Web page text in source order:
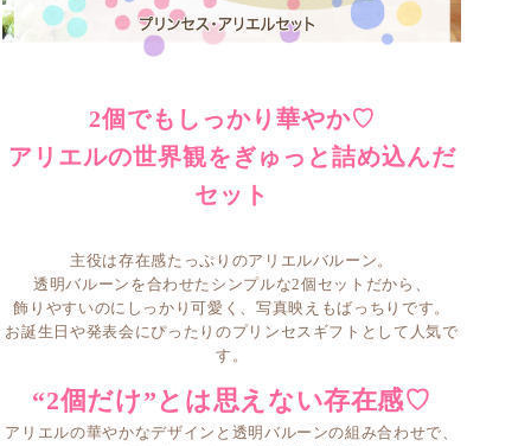
2個でもしっかり華やか♡
アリエルの世界観をぎゅっと詰め込んだ
セット
主役は存在感たっぷりのアリエルバルーン。
透明バルーンを合わせたシンプルな2個セットだから、
飾りやすいのにしっかり可愛く、写真映えもばっちりです。
お誕生日や発表会にぴったりのプリンセスギフト として人気で
す。
“2個だけ”とは思えない存在感♡
アリエルの華やかなデザインと透明バルーンの組み合わせで、